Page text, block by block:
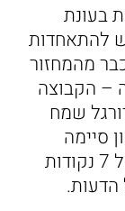
בעונת
מחדש להתאחדות
מהמחזור
– הקבוצה
שמח
סיימה
במקום הראשון בטבלה, עם פער של 7 נקודות